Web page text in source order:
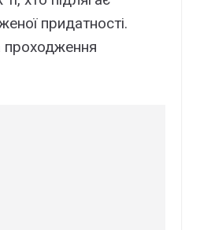
придатності.
проходження